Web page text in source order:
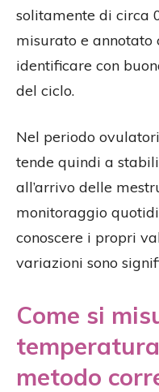
solitamente di circa
misurato e annotato
identificare con
del ciclo.
Nel periodo
tende quindi a
all’arrivo delle
monitoraggio
conoscere i propri
variazioni sono
Come si
metodo